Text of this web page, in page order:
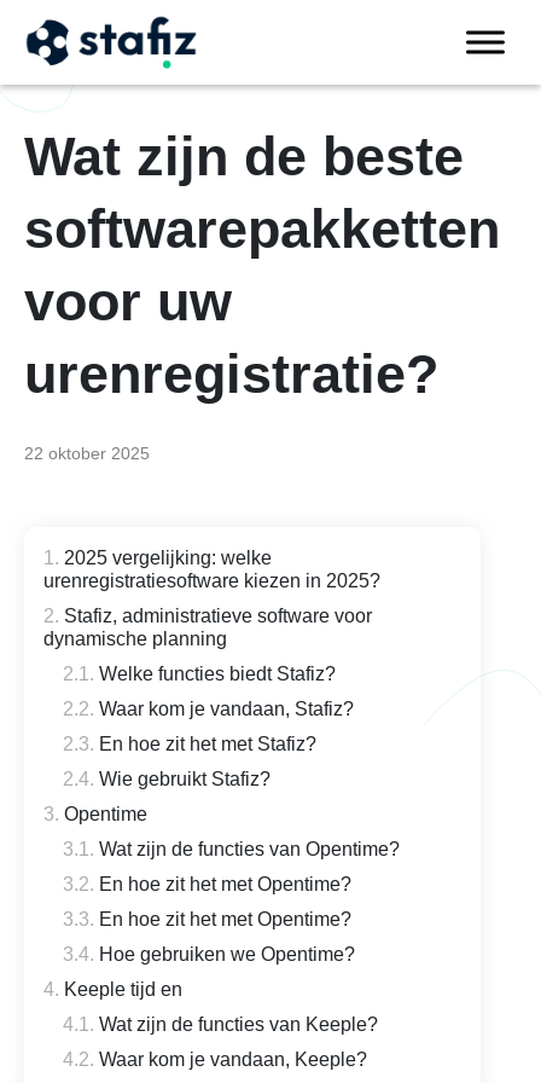
Wat zijn de beste
softwarepakketten
voor uw
urenregistratie?
22 oktober 2025
2025 vergelijking: welke
urenregistratiesoftware kiezen in 2025?
Stafiz, administratieve software voor
dynamische planning
Welke functies biedt Stafiz?
Waar kom je vandaan, Stafiz?
En hoe zit het met Stafiz?
Wie gebruikt Stafiz?
Opentime
Wat zijn de functies van Opentime?
En hoe zit het met Opentime?
En hoe zit het met Opentime?
Hoe gebruiken we Opentime?
Keeple tijd en
Wat zijn de functies van Keeple?
Waar kom je vandaan, Keeple?